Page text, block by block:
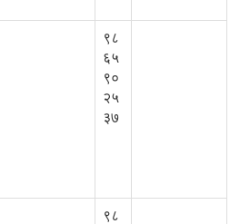
९८
६५
९०
२५
३७
९८